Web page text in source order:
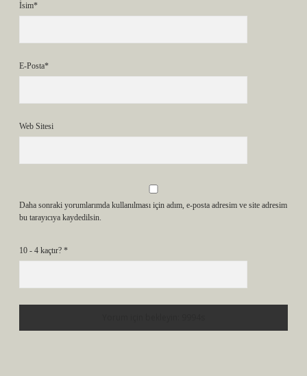
İsim*
E-Posta*
Web Sitesi
Daha sonraki yorumlarımda kullanılması için adım, e-posta adresim ve site adresim
bu tarayıcıya kaydedilsin.
10 - 4 kaçtır? *